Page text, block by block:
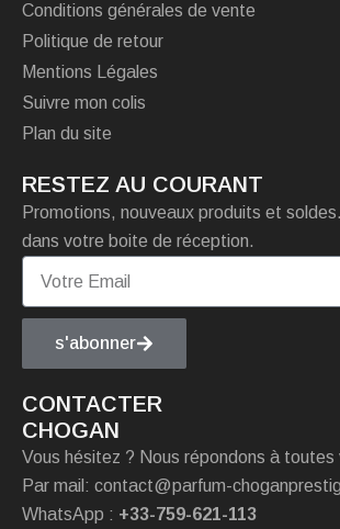
Conditions générales de vente
Politique de retour
Mentions Légales
Suivre mon colis
Plan du site
RESTEZ AU COURANT
Promotions, nouveaux produits et
dans votre boite de réception.
s'abonner
CONTACTER
CHOGAN
Vous hésitez ? Nous répondons à toutes
Par mail: contact@parfum-
WhatsApp : +33-759-621-113